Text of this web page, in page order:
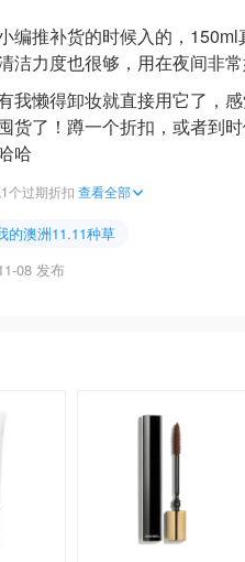
编推补货的时候入的，
洁力度也很够，用在夜间非
我懒得卸妆就直接用它了，
货了！蹲一个折扣，或者到
哈
个过期折扣 查看全部
的澳洲11.11种草
08 发布